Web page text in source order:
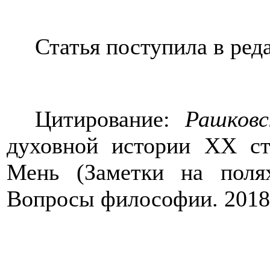
Статья поступила в
Цитирование:
духовной истории ХХ
Мень (Заметки на
Вопросы философии.